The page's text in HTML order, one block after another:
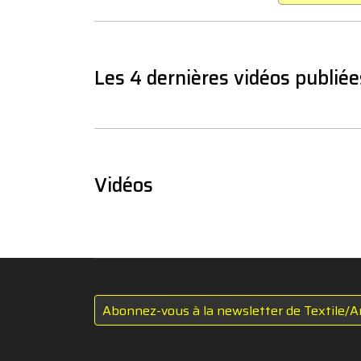
Les 4 dernières vidéos
Vidéos
Abonnez-vous à la newsletter de Textile/